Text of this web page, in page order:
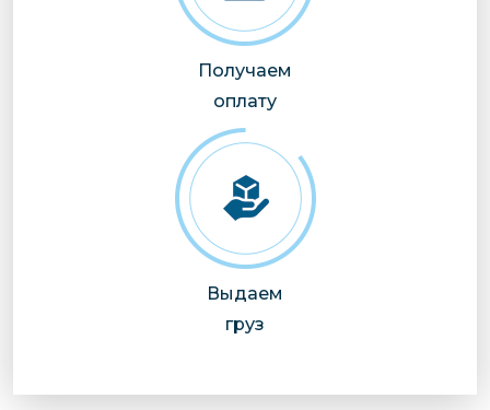
Получаем
оплату
Выдаем
груз